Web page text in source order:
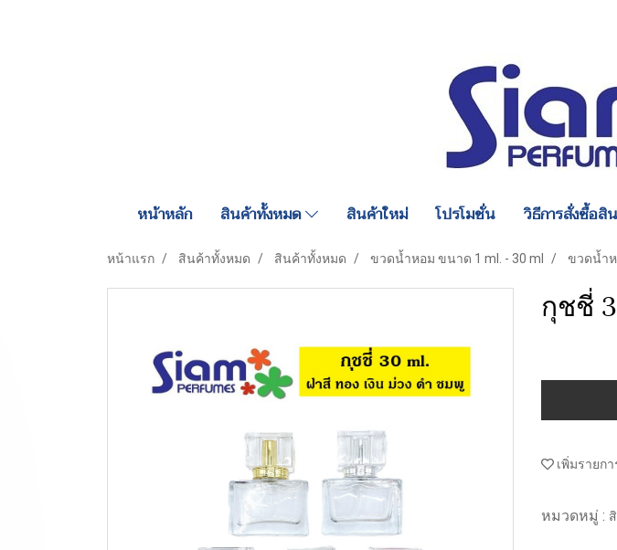
หน้าหลัก สินค้าทั้งหมด สินค้าใหม่ โปรโมชั่น วิธีการสั่งซื้อสิ
หน้าแรก สินค้าทั้งหมด สินค้าทั้งหมด ขวดน้ำหอม ขนาด 1 ml. - 30 ml ขวดน้ำห
กุชชี่
เพิ่มรายก
หมวดหมู่ :